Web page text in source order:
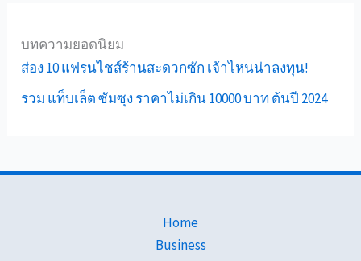
บทความยอดนิยม
ส่อง 10 แฟรนไชส์ร้านสะดวกซัก เจ้าไหนน่าลงทุน!
รวม แท็บเล็ต ซัมซุง ราคาไม่เกิน 10000 บาท ต้นปี 2024
Home
Business